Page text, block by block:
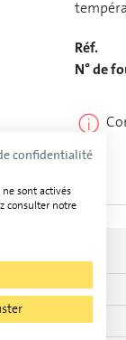
Réf.
N° de
confidentialité
sont activés
consulter notre